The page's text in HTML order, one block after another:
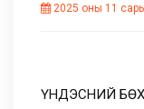
2025 оны 11
ҮНДЭСНИЙ